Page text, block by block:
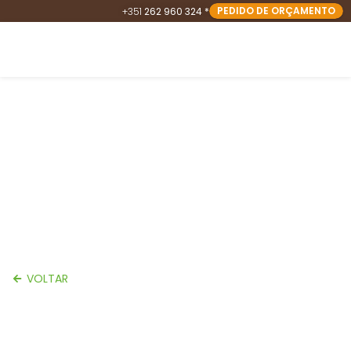
+351 262 960 324 * PEDIDO DE ORÇAMENTO
VOLTAR